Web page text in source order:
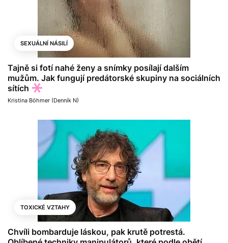
SEXUÁLNÍ NÁSILÍ
Tajně si fotí nahé ženy a snímky posílají dalším
mužům. Jak fungují predátorské skupiny na sociálních
sítích
Kristina Böhmer (Denník N)
TOXICKÉ VZTAHY
Chvíli bombarduje láskou, pak krutě potrestá.